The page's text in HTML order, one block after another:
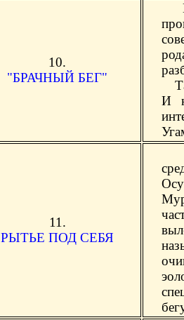
10.
"БРАЧНЫЙ БЕГ"
И
11.
РЫТЬЕ ПОД СЕБЯ